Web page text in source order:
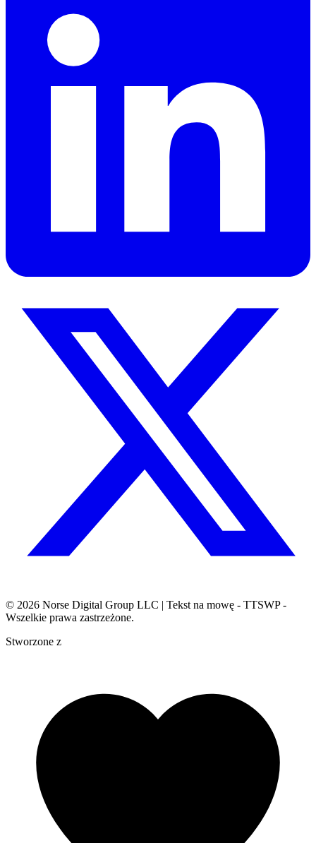
© 2026 Norse Digital Group LLC | Tekst na mowę - TTSWP -
Wszelkie prawa zastrzeżone.
Stworzone z